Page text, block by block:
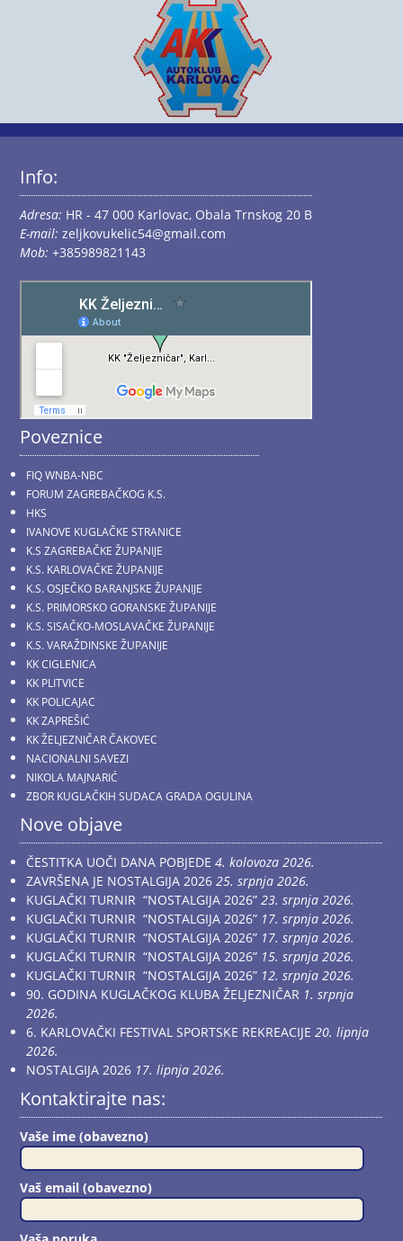
Info:
Adresa: HR - 47 000 Karlovac, Obala Trnskog 20 B
E-mail: zeljkovukelic54@gmail.com
Mob: +385989821143
Poveznice
FIQ WNBA-NBC
FORUM ZAGREBAČKOG K.S.
HKS
IVANOVE KUGLAČKE STRANICE
K.S ZAGREBAČKE ŽUPANIJE
K.S. KARLOVAČKE ŽUPANIJE
K.S. OSJEČKO BARANJSKE ŽUPANIJE
K.S. PRIMORSKO GORANSKE ŽUPANIJE
K.S. SISAČKO-MOSLAVAČKE ŽUPANIJE
K.S. VARAŽDINSKE ŽUPANIJE
KK CIGLENICA
KK PLITVICE
KK POLICAJAC
KK ZAPREŠIĆ
KK ŽELJEZNIČAR ČAKOVEC
NACIONALNI SAVEZI
NIKOLA MAJNARIĆ
ZBOR KUGLAČKIH SUDACA GRADA OGULINA
Nove objave
ČESTITKA UOČI DANA POBJEDE 4. kolovoza 2026.
ZAVRŠENA JE NOSTALGIJA 2026 25. srpnja 2026.
KUGLAČKI TURNIR “NOSTALGIJA 2026” 23. srpnja 2026.
KUGLAČKI TURNIR “NOSTALGIJA 2026” 17. srpnja 2026.
KUGLAČKI TURNIR “NOSTALGIJA 2026” 17. srpnja 2026.
KUGLAČKI TURNIR “NOSTALGIJA 2026” 15. srpnja 2026.
KUGLAČKI TURNIR “NOSTALGIJA 2026” 12. srpnja 2026.
90. GODINA KUGLAČKOG KLUBA ŽELJEZNIČAR 1. srpnja
2026.
6. KARLOVAČKI FESTIVAL SPORTSKE REKREACIJE 20. lipnja
2026.
NOSTALGIJA 2026 17. lipnja 2026.
Kontaktirajte nas:
Vaše ime (obavezno)
Vaš email (obavezno)